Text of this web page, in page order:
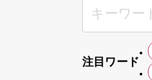
注目ワード